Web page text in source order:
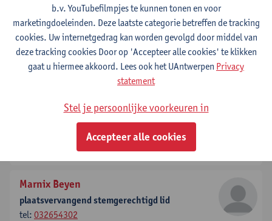
Ann Jorissen
plaatsvervangend stemgerechtigd lid
tel: +3232654092
Toon e-mailadres
Patricia Popelier
effectief stemgerechtigd lid
+3232655846
Toon e-mailadres
Marnix Beyen
plaatsvervangend stemgerechtigd lid
tel: 032654302
b.v. YouTubefilmpjes te kunnen tonen en voor
marketingdoeleinden. Deze laatste categorie betreffen de tracking
cookies. Uw internetgedrag kan worden gevolgd door middel van
deze tracking cookies Door op 'Accepteer alle cookies' te klikken
gaat u hiermee akkoord. Lees ook het UAntwerpen Privacy
statement
Stel je persoonlijke voorkeuren in
Accepteer alle cookies